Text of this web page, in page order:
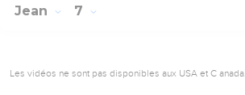
Jean 7
Les vidéos ne sont pas disponibles aux USA et C anada.